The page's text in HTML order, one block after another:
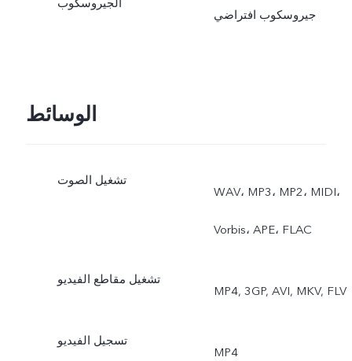
الجيروسكوب
جيروسكوب افتراضي
الوسائط
تشغيل الصوت
WAV، MP3، MP2، MIDI،
Vorbis، APE، FLAC
تشغيل مقاطع الفيديو
MP4, 3GP, AVI, MKV, FLV
تسجيل الفيديو
MP4